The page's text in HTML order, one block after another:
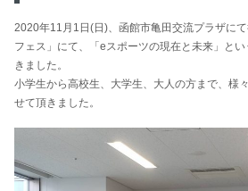
2020年11月1日(日)、函館市亀田交流プラザに
フェス」にて、「eスポーツの現在と未来」と
きました。
小学生から高校生、大学生、大人の方まで、様
せて頂きました。